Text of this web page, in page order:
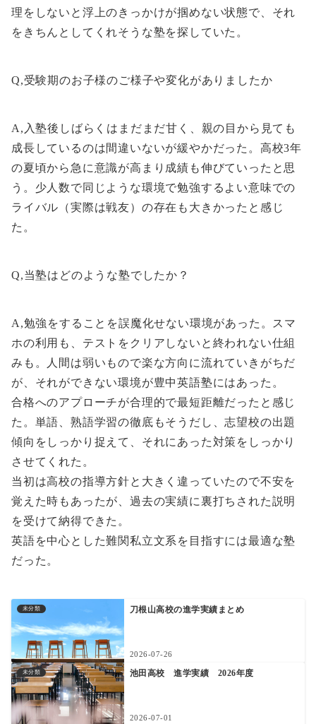
理をしないと浮上のきっかけが掴めない状態で、それ
をきちんとしてくれそうな塾を探していた。
Q,受験期のお子様のご様子や変化がありましたか
A,入塾後しばらくはまだまだ甘く、親の目から見ても
成長しているのは間違いないが緩やかだった。高校3年
の夏頃から急に意識が高まり成績も伸びていったと思
う。少人数で同じような環境で勉強するよい意味での
ライバル（実際は戦友）の存在も大きかったと感じ
た。
Q,当塾はどのような塾でしたか？
A,勉強をすることを誤魔化せない環境があった。スマ
ホの利用も、テストをクリアしないと終われない仕組
みも。人間は弱いもので楽な方向に流れていきがちだ
が、それができない環境が豊中英語塾にはあった。
合格へのアプローチが合理的で最短距離だったと感じ
た。単語、熟語学習の徹底もそうだし、志望校の出題
傾向をしっかり捉えて、それにあった対策をしっかり
させてくれた。
当初は高校の指導方針と大きく違っていたので不安を
覚えた時もあったが、過去の実績に裏打ちされた説明
を受けて納得できた。
英語を中心とした難関私立文系を目指すには最適な塾
だった。
未分類 刀根山高校の進学実績まとめ
2026-07-26
未分類 池田高校 進学実績 2026年度
2026-07-01